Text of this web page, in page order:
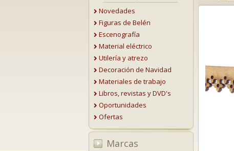
Novedades
Figuras de Belén
Escenografía
Material eléctrico
Utilería y atrezo
Decoración de Navidad
Materiales de trabajo
Libros, revistas y DVD's
Oportunidades
Ofertas
Marcas